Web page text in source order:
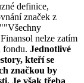
definice,
značek z
nelze zatím
fondu. Jednotlivé
kteří se
značkou by
Je však třeba